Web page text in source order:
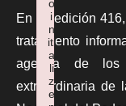
En su edición
tratamiento
agenda de
extraordinaria de
o
i
n
iti
a
li
z
e